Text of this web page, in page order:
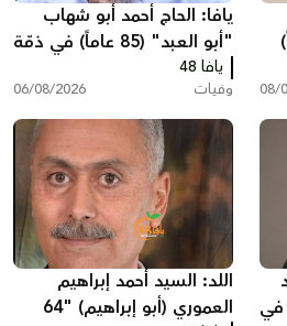
08/
يافا: الحاج أحمد أبو شهاب
"أبو العبد" (85 عاماً) في ذمّة
الله
يافا 48
وفيات 06/08/2026
في
اللد: السيد أحمد إبراهيم
العموري (أبو إبراهيم) "64